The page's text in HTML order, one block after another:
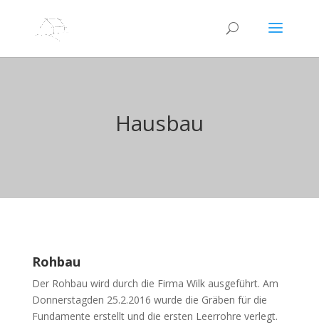
Hausbau
Rohbau
Der Rohbau wird durch die Firma Wilk ausgeführt. Am
Donnerstagden 25.2.2016 wurde die Gräben für die
Fundamente erstellt und die ersten Leerrohre verlegt.